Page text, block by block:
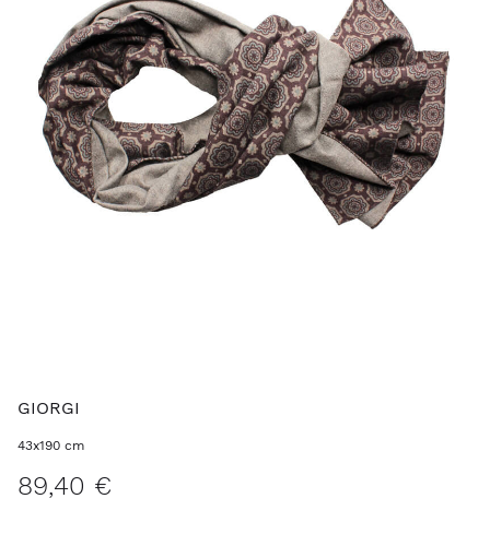
GIORGI
43x190 cm
89,40 €